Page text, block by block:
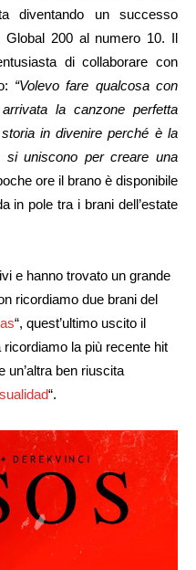
diventando un successo
Global 200 al numero 10. Il
di collaborare con
“Volevo fare qualcosa con
la canzone perfetta
in divenire perché è la
uniscono per creare una
ore il brano è disponibile
in pole tra i brani dell’estate
e hanno trovato un grande
ricordiamo due brani del
“, quest’ultimo uscito il
la più recente hit
un’altra ben riuscita
“.